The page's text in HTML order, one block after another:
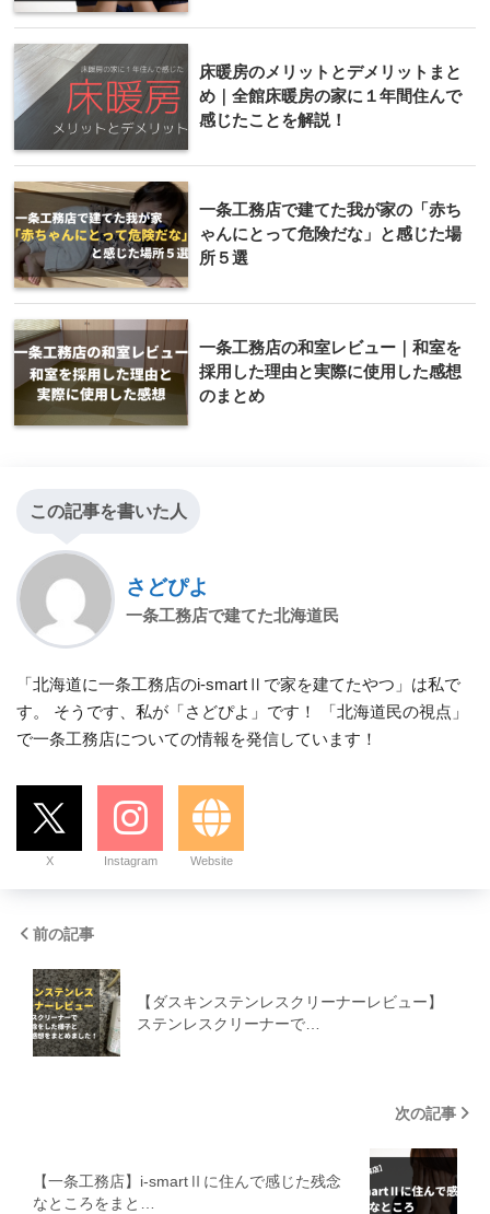
床暖房のメリットとデメリットまと
め｜全館床暖房の家に１年間住んで
感じたことを解説！
一条工務店で建てた我が家の「赤ち
ゃんにとって危険だな」と感じた場
所５選
一条工務店の和室レビュー｜和室を
採用した理由と実際に使用した感想
のまとめ
この記事を書いた人
さどぴよ
一条工務店で建てた北海道民
「北海道に一条工務店のi-smartⅡで家を建てたやつ」は私で
す。 そうです、私が「さどぴよ」です！ 「北海道民の視点」
で一条工務店についての情報を発信しています！
X Instagram Website
前の記事
【ダスキンステンレスクリーナーレビュー】
ステンレスクリーナーで…
次の記事
【一条工務店】i-smartⅡに住んで感じた残念
なところをまと…